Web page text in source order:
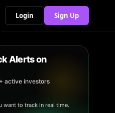
Login Sign Up
Alerts on
active investors
want to track in real time.